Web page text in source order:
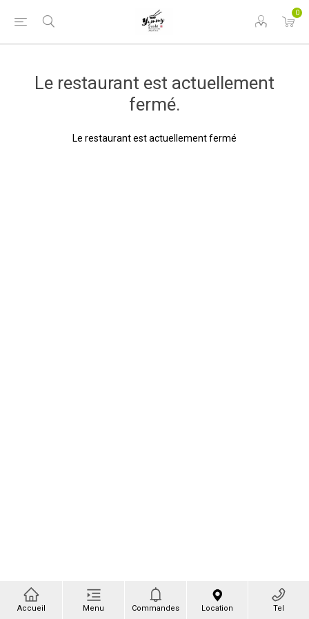
0
Le restaurant est actuellement
fermé.
Le restaurant est actuellement fermé
Accueil Menu Commandes Location Tel